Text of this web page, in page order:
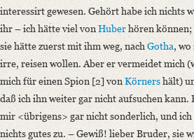
Language
German
interessirt gewesen. Gehört habe ich nichts
ihr – ich hätte viel vonHuberhören können;
sie hätte zuerst mit ihm weg, nach Gotha,
irre, reisen wollen. Aber er vermeidet mich
mich für einen Spion [2] vonKörnershält)
daß ich ihn weiter gar nicht aufsuchen kann.
mir <übrigens> gar nicht sonderlich, und
nichts gutes zu. –Gewiß! lieber Bruder, sie